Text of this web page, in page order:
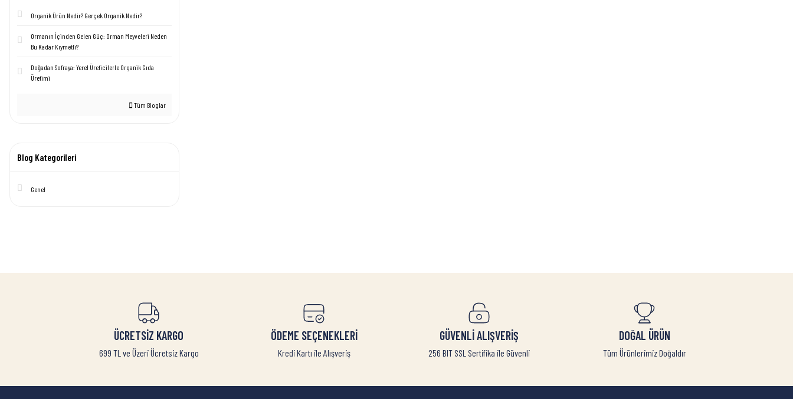
Organik Ürün Nedir? Gerçek Organik Nedir?
Ormanın İçinden Gelen Güç: Orman Meyveleri Neden
Bu Kadar Kıymetli?
Doğadan Sofraya: Yerel Üreticilerle Organik Gıda
Üretimi
Tüm Bloglar
Blog Kategorileri
Genel
ÜCRETSİZ KARGO
699 TL ve Üzeri Ücretsiz Kargo
ÖDEME SEÇENEKLERİ
Kredi Kartı ile Alışveriş
GÜVENLİ ALIŞVERİŞ
256 BIT SSL Sertifika ile Güvenli
DOĞAL ÜRÜN
Tüm Ürünlerimiz Doğaldır